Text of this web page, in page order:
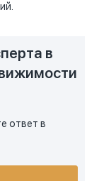
в
ответ в